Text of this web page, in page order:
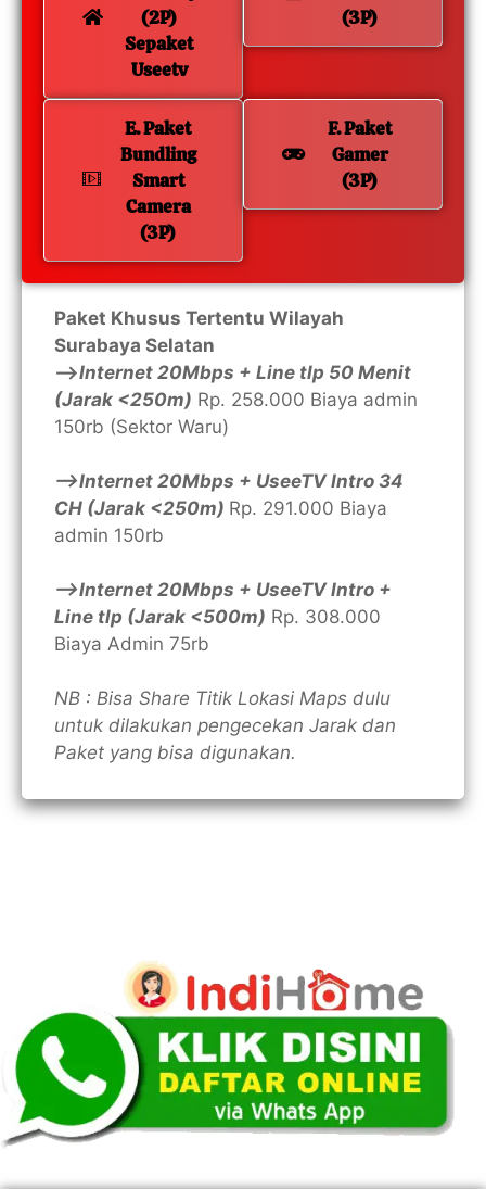
(2P)
Sepaket
Useetv
(3P)
E. Paket
Bundling
Smart
Camera
(3P)
F. Paket
Gamer
(3P)
Paket Khusus Tertentu Wilayah
Surabaya Selatan
—>Internet 20Mbps + Line tlp 50 Menit
(Jarak <250m) Rp. 258.000 Biaya admin
150rb (Sektor Waru)
—>Internet 20Mbps + UseeTV Intro 34
CH (Jarak <250m) Rp. 291.000 Biaya
admin 150rb
—>Internet 20Mbps + UseeTV Intro +
Line tlp (Jarak <500m) Rp. 308.000
Biaya Admin 75rb
NB : Bisa Share Titik Lokasi Maps dulu
untuk dilakukan pengecekan Jarak dan
Paket yang bisa digunakan.